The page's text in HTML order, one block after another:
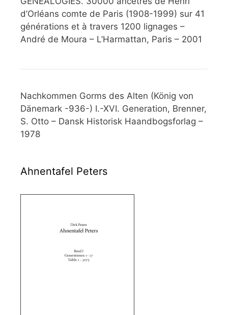
d’Orléans comte de Paris (1908-1999) sur 41
générations et à travers 1200 lignages –
André de Moura – L’Harmattan, Paris – 2001
Nachkommen Gorms des Alten (König von
Dänemark -936-) I.-XVI. Generation, Brenner,
S. Otto – Dansk Historisk Haandbogsforlag –
1978
Ahnentafel Peters